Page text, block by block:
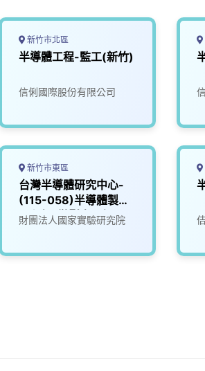
新竹市北區
半導體工程-監工(新竹)
信俐國際股份有限公司
新竹市東區
台灣半導體研究中心-
(115-058)半導體製程
工程師_微影光罩組
財團法人國家實驗研究院